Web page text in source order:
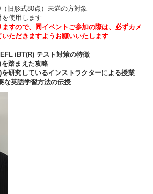
旧形式80点）未満の方対象
使用します
すので、同イベントご参加の際は、必ずカメ
ただきますようお願いいたします
iBT(R) テスト対策の特徴
踏まえた攻略
研究しているインストラクターによる授業
な英語学習方法の伝授